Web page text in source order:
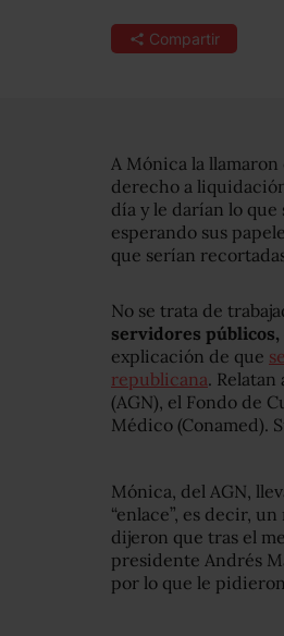
Compartir
A Mónica la
derecho a
día y le darían lo
esperando sus
que serían
No se trata de
servidores
explicación de que
republicana. Relatan
(AGN), el Fondo de
Médico (Conamed).
Mónica, del AGN,
“enlace”, es decir,
dijeron que tras el
presidente Andrés
por lo que le